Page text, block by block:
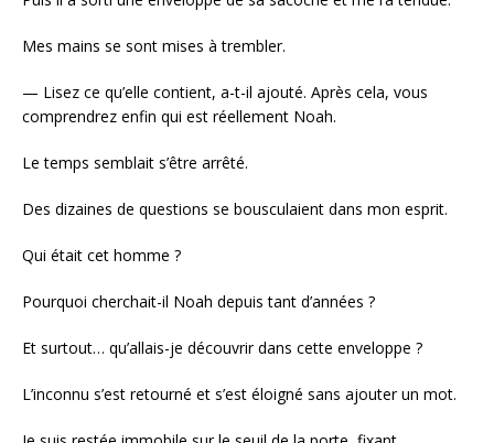
Mes mains se sont mises à trembler.
— Lisez ce qu’elle contient, a-t-il ajouté. Après cela, vous
comprendrez enfin qui est réellement Noah.
Le temps semblait s’être arrêté.
Des dizaines de questions se bousculaient dans mon esprit.
Qui était cet homme ?
Pourquoi cherchait-il Noah depuis tant d’années ?
Et surtout… qu’allais-je découvrir dans cette enveloppe ?
L’inconnu s’est retourné et s’est éloigné sans ajouter un mot.